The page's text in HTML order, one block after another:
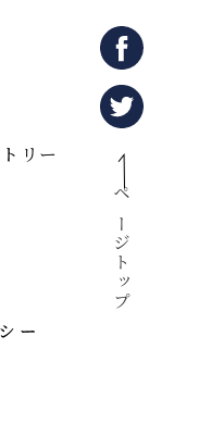
リー
ー
ページトップ